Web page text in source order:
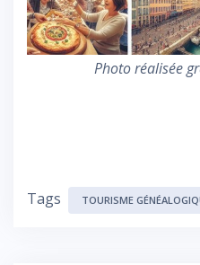
Photo réalisée
Tags TOURISME